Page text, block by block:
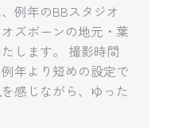
例年のBBスタジオ
ズボーンの地元・葉
します。 撮影時間
年より短めの設定で
感じながら、ゆった